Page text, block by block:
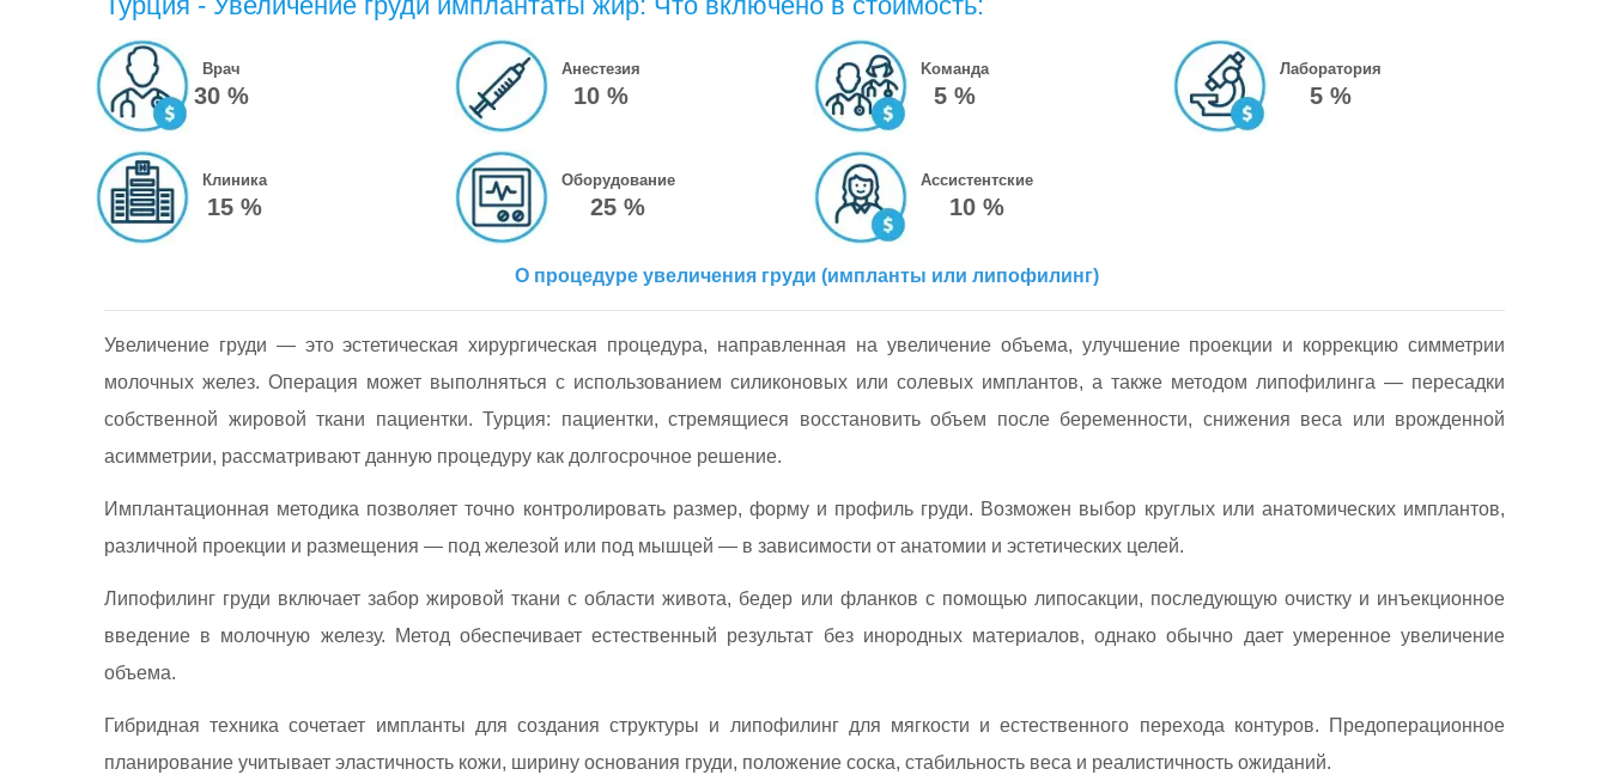
Врач
30 %
Анестезия
10 %
Kоманда
5 %
Лаборатория
5 %
Клиника
15 %
Оборудование
25 %
Ассистентские
10 %
О процедуре увеличения груди (импланты или липофилинг)
Увеличение груди — это эстетическая хирургическая процедура, направленная на увеличение объема, улучшение проекции и коррекцию симметрии
молочных желез. Операция может выполняться с использованием силиконовых или солевых имплантов, а также методом липофилинга — пересадки
собственной жировой ткани пациентки. Турция: пациентки, стремящиеся восстановить объем после беременности, снижения веса или врожденной
асимметрии, рассматривают данную процедуру как долгосрочное решение.
Имплантационная методика позволяет точно контролировать размер, форму и профиль груди. Возможен выбор круглых или анатомических имплантов,
различной проекции и размещения — под железой или под мышцей — в зависимости от анатомии и эстетических целей.
Липофилинг груди включает забор жировой ткани с области живота, бедер или фланков с помощью липосакции, последующую очистку и инъекционное
введение в молочную железу. Метод обеспечивает естественный результат без инородных материалов, однако обычно дает умеренное увеличение
объема.
Гибридная техника сочетает импланты для создания структуры и липофилинг для мягкости и естественного перехода контуров. Предоперационное
планирование учитывает эластичность кожи, ширину основания груди, положение соска, стабильность веса и реалистичность ожиданий.